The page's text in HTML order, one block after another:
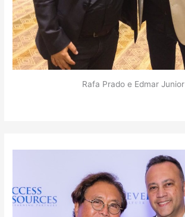
Rafa Prado e Edmar Junior